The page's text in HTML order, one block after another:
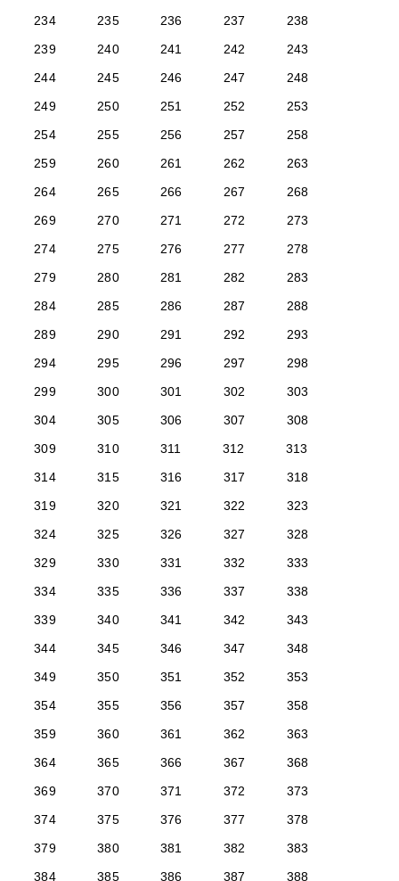
234
235 236 237
238
239
240 241 242
243
244
245 246 247
248
249
250 251 252
253
254
255 256 257
258
259
260 261 262
263
264
265 266 267
268
269
270 271 272
273
274
275 276 277
278
279
280 281 282
283
284
285 286 287
288
289
290 291 292
293
294
295 296 297
298
299
300 301 302
303
304
305 306 307
308
309
310 311 312
313
314
315 316 317
318
319
320 321 322
323
324
325 326 327
328
329
330 331 332
333
334
335 336 337
338
339
340 341 342
343
344
345 346 347
348
349
350 351 352
353
354
355 356 357
358
359
360 361 362
363
364
365 366 367
368
369
370 371 372
373
374
375 376 377
378
379
380 381 382
383
384
385 386 387 388